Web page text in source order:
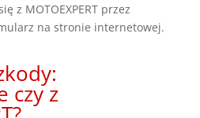
z MOTOEXPERT przez
na stronie internetowej.
czy z